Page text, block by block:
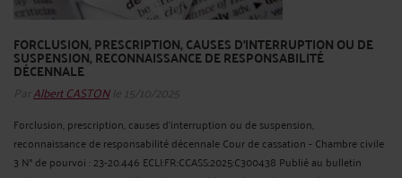
FORCLUSION, PRESCRIPTION, CAUSES D'INTERRUPTION OU DE
SUSPENSION, RECONNAISSANCE DE RESPONSABILITÉ
DÉCENNALE
ParAlbert CASTONle 15/10/2025
Forclusion, prescription, causes d'interruption ou de suspension,
reconnaissance de responsabilité décennale Cour de cassation - Chambre civile
3 N° de pourvoi : 23-20.446 ECLI:FR:CCASS:2025:C300438 Publié au bulletin